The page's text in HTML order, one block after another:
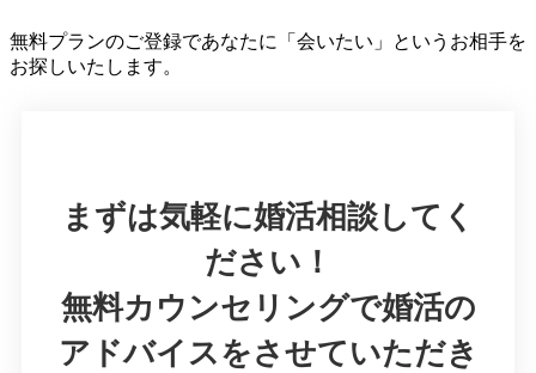
無料プランのご登録であなたに「会いたい」というお相手を
お探しいたします。
まずは気軽に婚活相談してく
ださい！
無料カウンセリングで婚活の
アドバイスをさせていただき